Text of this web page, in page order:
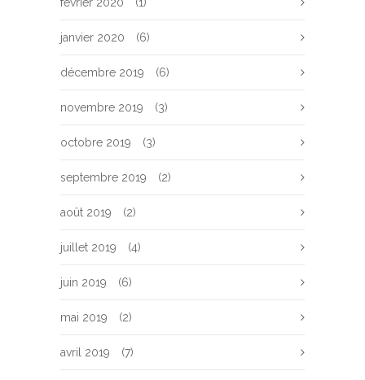
janvier 2020 (6)
décembre 2019 (6)
novembre 2019 (3)
octobre 2019 (3)
septembre 2019 (2)
août 2019 (2)
juillet 2019 (4)
juin 2019 (6)
mai 2019 (2)
avril 2019 (7)